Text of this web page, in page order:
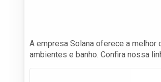
A empresa Solana oferece a melhor
ambientes e banho. Confira nossa